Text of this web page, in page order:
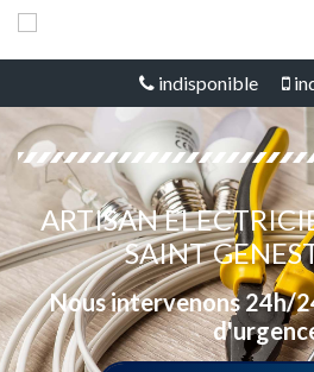
indisponible
ARTISAN
SAINT
Nous intervenons 24h/